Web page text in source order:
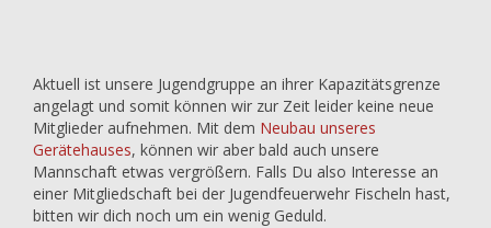
Aktuell ist unsere Jugendgruppe an ihrer Kapazitätsgrenze
angelagt und somit können wir zur Zeit leider keine neue
Mitglieder aufnehmen. Mit dem Neubau unseres
Gerätehauses, können wir aber bald auch unsere
Mannschaft etwas vergrößern. Falls Du also Interesse an
einer Mitgliedschaft bei der Jugendfeuerwehr Fischeln hast,
bitten wir dich noch um ein wenig Geduld.